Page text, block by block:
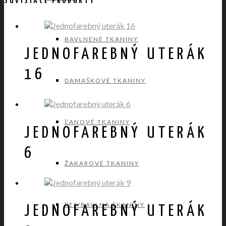
BAVLNENÉ TKANINY
DAMAŠKOVÉ TKANINY
ĽANOVÉ TKANINY
ŽAKAROVÉ TKANINY
PES/BAVLNA TKANINY
JEDNOFAREBNÝ UTERÁK
16
JEDNOFAREBNÝ UTERÁK
6
JEDNOFAREBNÝ UTERÁK